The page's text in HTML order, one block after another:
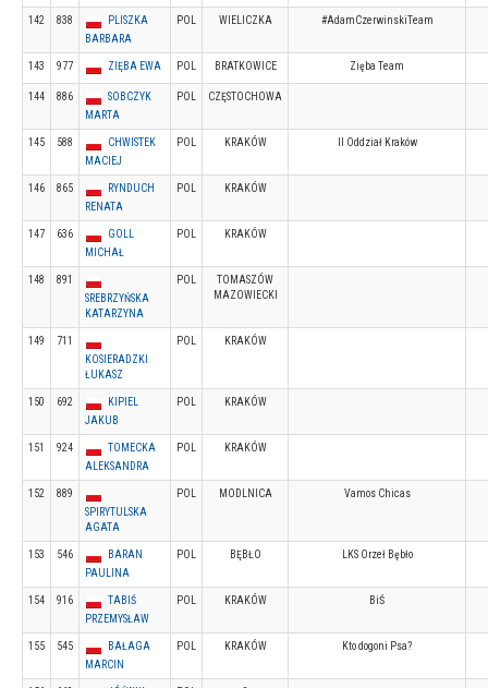
142 838
PLISZKA
BARBARA
POL WIELICZKA #AdamCzerwinskiTeam
143 977 ZIĘBA EWA POL BRATKOWICE Zięba Team
144 886
SOBCZYK
MARTA
POL CZĘSTOCHOWA
145 588
CHWISTEK
MACIEJ
POL KRAKÓW II Oddział Kraków
146 865
RYNDUCH
RENATA
POL KRAKÓW
147 636
GOLL
MICHAŁ
POL KRAKÓW
148
891
SREBRZYŃSKA
KATARZYNA
POL
TOMASZÓW
MAZOWIECKI
149
711
KOSIERADZKI
ŁUKASZ
POL KRAKÓW
150 692
KIPIEL
JAKUB
POL KRAKÓW
151 924
TOMECKA
ALEKSANDRA
POL KRAKÓW
152
889
SPIRYTULSKA
AGATA
POL MODLNICA Vamos Chicas
153 546
BARAN
PAULINA
POL BĘBŁO LKS Orzeł Bębło
154 916
TABIŚ
PRZEMYSŁAW
POL KRAKÓW BiŚ
155 545
BAŁAGA
MARCIN
POL KRAKÓW Kto dogoni Psa?